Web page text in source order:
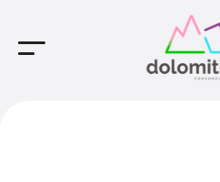
Main Navigation